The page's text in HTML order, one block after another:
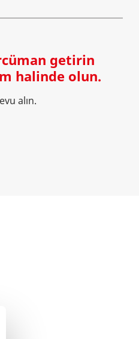
getirin
halinde olun.
alın.